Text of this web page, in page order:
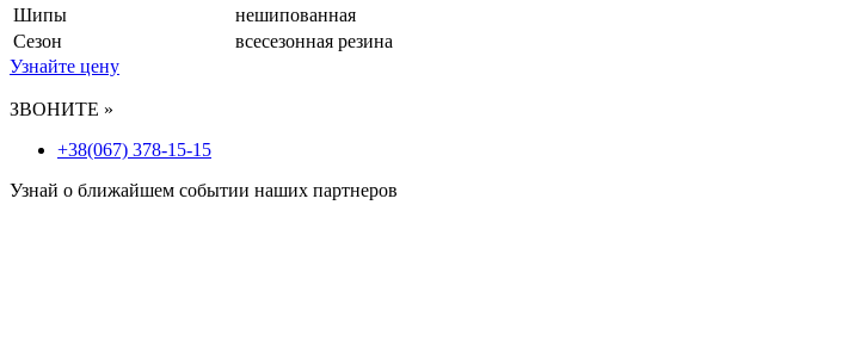
Шипы
нешипованная
Сезон
всесезонная резина
Узнайте цену
ЗВОНИТЕ »
+38(067) 378-15-15
Узнай о ближайшем событии наших партнеров